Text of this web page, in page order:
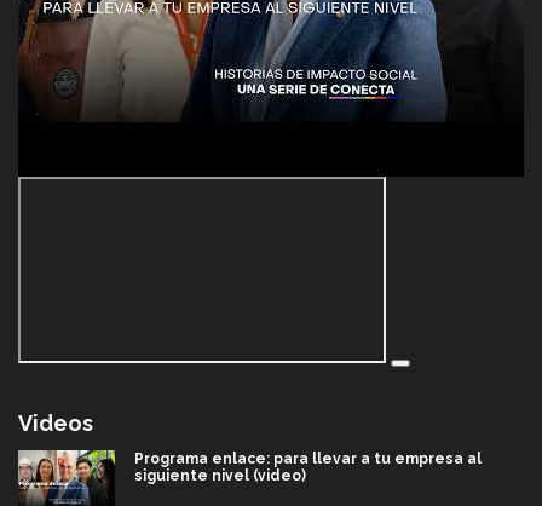
Videos
Programa enlace: para llevar a tu empresa al
siguiente nivel (video)